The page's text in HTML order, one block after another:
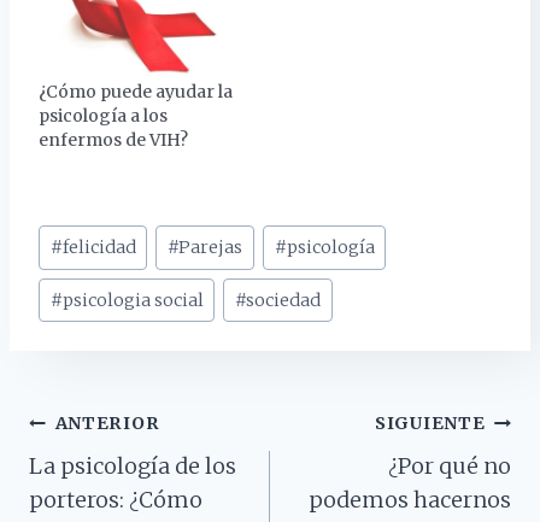
¿Cómo puede ayudar la
psicología a los
enfermos de VIH?
Etiquetas
de
la
#felicidad #Parejas #psicología
#psicologia social #sociedad
Navegación
De
ANTERIOR
La psicología de los
porteros: ¿Cómo
SIGUIENTE
¿Por qué no
podemos hacernos